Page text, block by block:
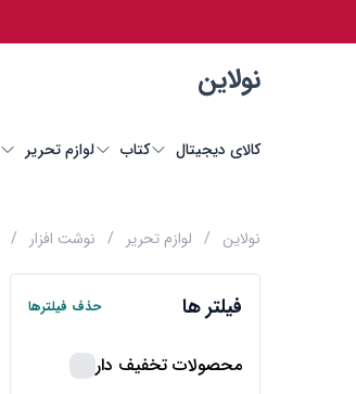
نولاین
کالای دیجیتال کتاب لوازم تحریر
نولاین / لوازم تحریر / نوشت افزار /
فیلتر ها حذف فیلترها
محصولات تخفیف دار